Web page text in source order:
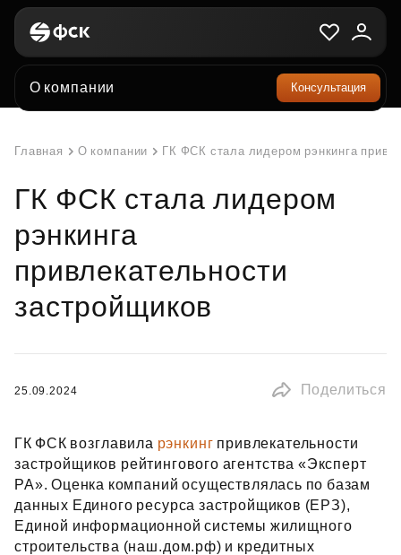
О компании Консультация
Главная О компании ГК ФСК стала лидером рэнкинга
ГК ФСК стала лидером
рэнкинга
привлекательности
застройщиков
25.09.2024 Поделиться
ГК ФСК возглавила рэнкинг привлекательности
застройщиков рейтингового агентства «Эксперт
РА». Оценка компаний осуществлялась по базам
данных Единого ресурса застройщиков (ЕРЗ),
Единой информационной системы жилищного
строительства (наш.дом.рф) и кредитных